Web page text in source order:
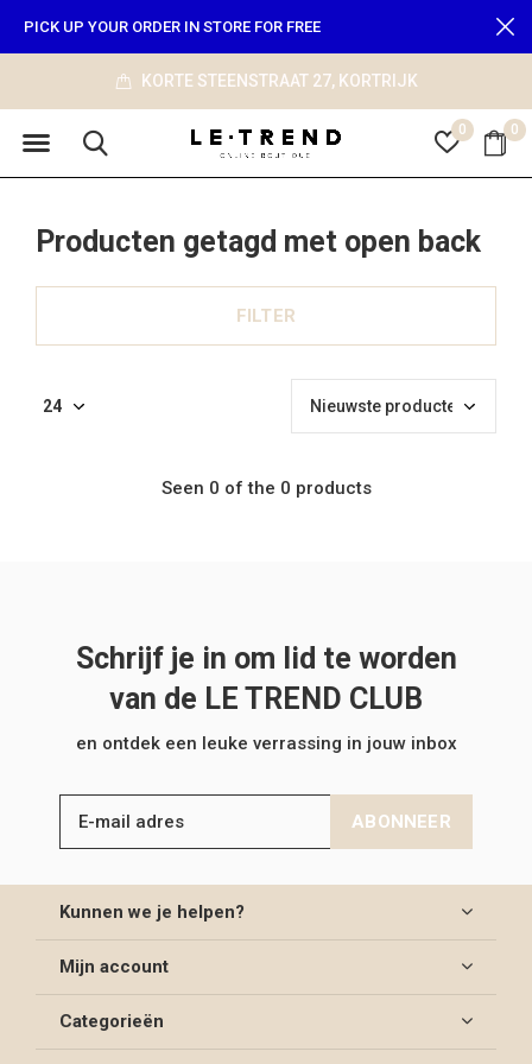
0 0
KORTE STEENSTRAAT 27, KORTRIJK
PICK UP YOUR ORDER IN STORE FOR FREE
Producten getagd met open back
FILTER
Seen 0 of the 0 products
Schrijf je in om lid te worden
van de LE TREND CLUB
en ontdek een leuke verrassing in jouw inbox
ABONNEER
Kunnen we je helpen?
Mijn account
Categorieën